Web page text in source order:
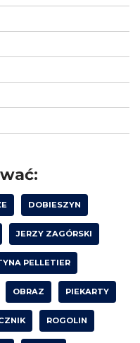
DOBIESZYN
JERZY ZAGÓRSKI
PELLETIER
OBRAZ PIEKARTY
ROGOLIN